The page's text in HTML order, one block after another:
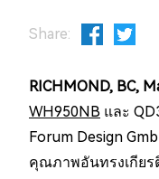
Share:
RICHMOND, BC,
WH950NB และ
Forum Design
คุณภาพอันทรงเกียร